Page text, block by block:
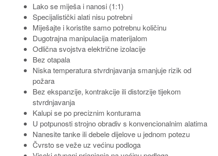
Lako se miješa i nanosi (1:1)
Specijalistički alati nisu potrebni
Miješajte i koristite samo potrebnu količinu
Dugotrajna manipulacija materijalom
Odlična svojstva električne izolacije
Bez otapala
Niska temperatura stvrdnjavanja smanjuje rizik od
požara
Bez ekspanzije, kontrakcije ili distorzije tijekom
stvrdnjavanja
Kalupi se po preciznim konturama
U potpunosti strojno obradiv s konvencionalnim alatima
Nanesite tanke ili debele dijelove u jednom potezu
Čvrsto se veže uz većinu podloga